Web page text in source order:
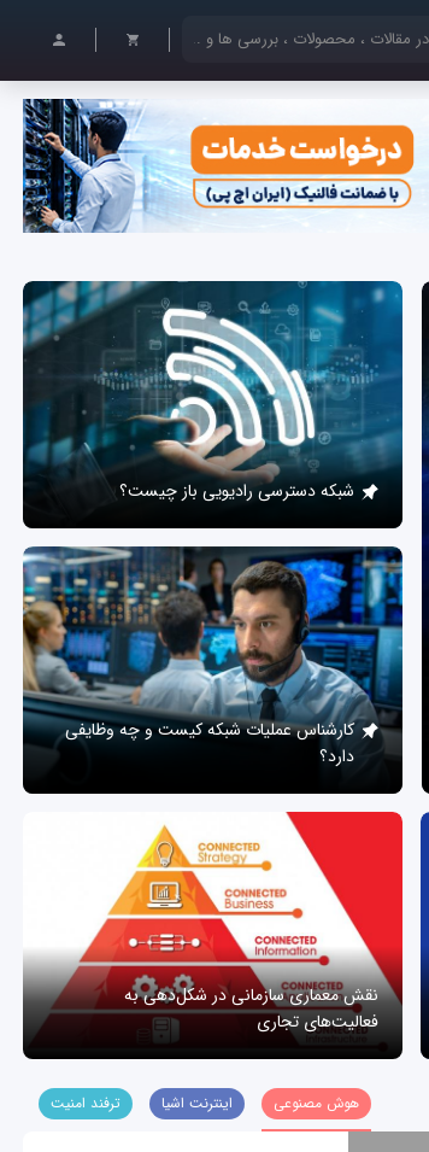
را وارد کنید
شبکه دسترسی رادیویی باز چیست؟
کارشناس عملیات شبکه کیست و چه وظایفی
دارد؟
نقش معماری سازمانی در شکل‌دهی به
فعالیت‌های تجاری
هوش مصنوعی اینترنت اشیا ترفند امنیت